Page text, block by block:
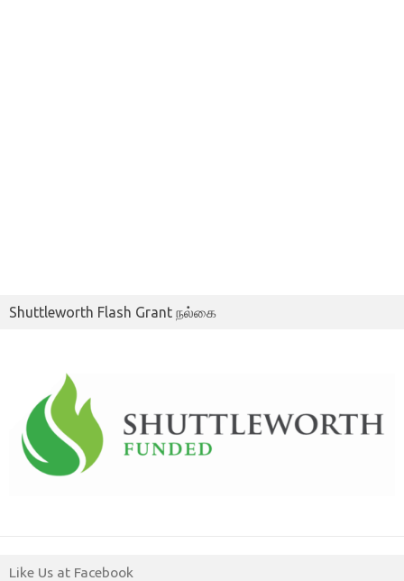
Shuttleworth Flash Grant நல்கை
Like Us at Facebook